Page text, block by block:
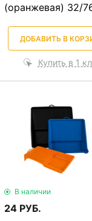
(оранжевая) 32/
ДОБАВИТЬ В
Купить в 1
В наличии
24 РУБ.